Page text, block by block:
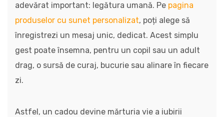
adevărat important: legătura umană. Pe pagina
produselor cu sunet personalizat, poți alege să
înregistrezi un mesaj unic, dedicat. Acest simplu
gest poate însemna, pentru un copil sau un adult
drag, o sursă de curaj, bucurie sau alinare în fiecare
zi.
Astfel, un cadou devine mărturia vie a iubirii